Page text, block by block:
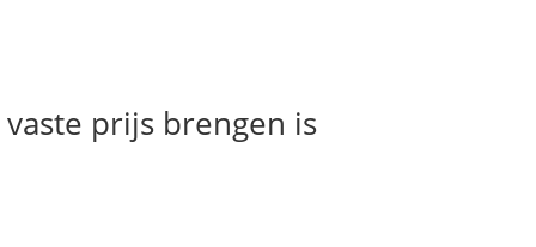
prijs brengen is